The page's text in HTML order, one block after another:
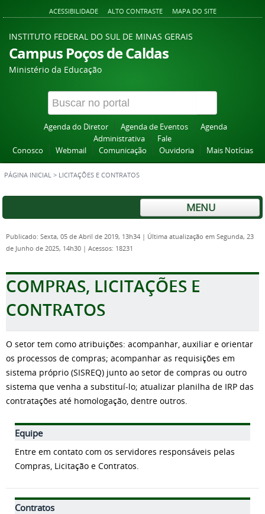
ACESSIBILIDADE ALTO CONTRASTE MAPA DO SITE
INSTITUTO FEDERAL DO SUL DE MINAS GERAIS
Campus Poços de Caldas
Ministério da Educação
Agenda do Diretor Agenda de Eventos
Agenda
Administrativa
Fale
Conosco
Webmail Comunicação Ouvidoria Mais Notícias
PÁGINA INICIAL > LICITAÇÕES E CONTRATOS
MENU
Publicado: Sexta, 05 de Abril de 2019, 13h34 | Última atualização em Segunda, 23
de Junho de 2025, 14h30 | Acessos: 18231
COMPRAS, LICITAÇÕES E
CONTRATOS
O setor tem como atribuições: acompanhar, auxiliar e orientar
os processos de compras; acompanhar as requisições em
sistema próprio (SISREQ) junto ao setor de compras ou outro
sistema que venha a substituí-lo; atualizar planilha de IRP das
contratações até homologação, dentre outros.
Equipe
Entre em contato com os servidores responsáveis pelas
Compras, Licitação e Contratos.
Contratos